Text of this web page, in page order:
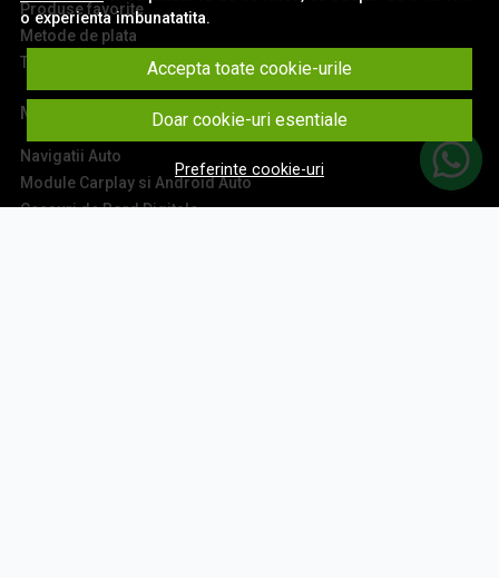
o experienta imbunatatita.
Accepta toate cookie-urile
Doar cookie-uri esentiale
Preferinte cookie-uri
Produse favorite
Metode de plata
Transport si retururi
Main
Navigatii Auto
Module Carplay si Android Auto
Ceasuri de Bord Digitale